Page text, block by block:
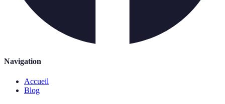
Navigation
Accueil
Blog